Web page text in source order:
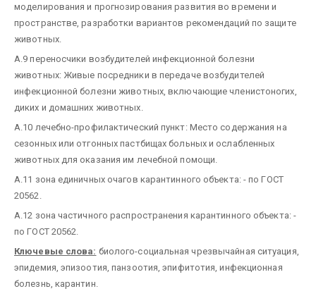
моделирования и прогнозирования развития во времени и
пространстве, разработки вариантов рекомендаций по защите
животных.
А.9 переносчики возбудителей инфекционной болезни
животных: Живые посредники в передаче возбудителей
инфекционной болезни животных, включающие членистоногих,
диких и домашних животных.
А.10 лечебно-профилактический пункт: Место содержания на
сезонных или отгонных пастбищах больных и ослабленных
животных для оказания им лечебной помощи.
А.11 зона единичных очагов карантинного объекта: - по ГОСТ
20562.
А.12 зона частичного распространения карантинного объекта: -
по ГОСТ 20562.
Ключевые слова: биолого-социальная чрезвычайная ситуация,
эпидемия, эпизоотия, панзоотия, эпифитотия, инфекционная
болезнь, карантин.